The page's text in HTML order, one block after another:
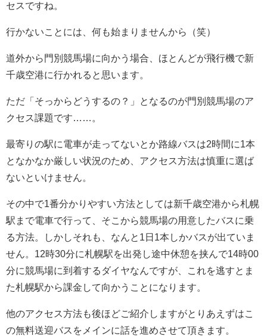
セスですね。
行かないことには、何も始まりませんから（笑）
道外から門別競馬場に向かう場合、ほとんどが飛行機で新
千歳空港に行かれると思います。
ただ「そっからどうするの？」となるのが門別競馬場のア
クセス課題です……。
最寄りの駅に電車が走ってないとか路線バスは2時間に1本
となかなか厳しい状況のため、アクセス方法は慎重に選ば
ないといけません。
その中で1番分かりやすい方法としては新千歳空港から札幌
駅まで電車で行って、そこから競馬場の用意したバスに乗
る方法。しかしそれも、なんと1日1本しかバスが出ていま
せん。12時30分に札幌駅を出発し途中休憩を挟んで14時00
分に競馬場に到着するダイヤなんですが、これを逃すとま
た札幌駅から課金して向かうことになります。
他のアクセス方法も後ほどご紹介しますがとりあえずはこ
の無料送迎バスをメインに話を進めさせて頂きます。